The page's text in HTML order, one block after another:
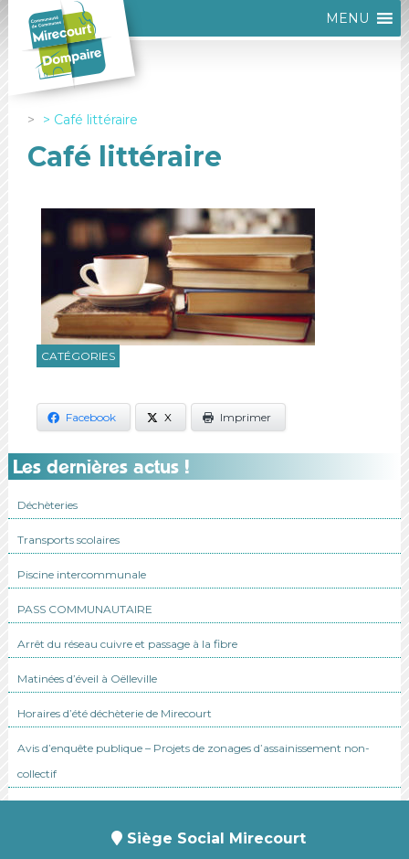
MENU
Café littéraire
Café littéraire
CATÉGORIES
Facebook X Imprimer
Les dernières actus !
Déchèteries
Transports scolaires
Piscine intercommunale
PASS COMMUNAUTAIRE
Arrêt du réseau cuivre et passage à la fibre
Matinées d’éveil à Oëlleville
Horaires d’été déchèterie de Mirecourt
Avis d’enquête publique – Projets de zonages d’assainissement non-
collectif
Siège Social Mirecourt